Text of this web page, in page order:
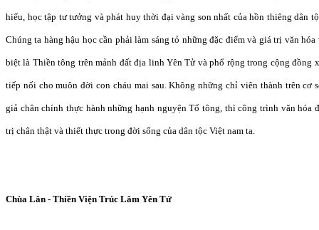
hiểu, học tập tư tưởng và phát huy thời đại vàng son nhất của hồn thiêng dân
Chúng ta hàng hậu học cần phải làm sáng tỏ những đặc điểm và giá trị văn
biệt là Thiền tông trên mảnh đất địa linh Yên Tử và phổ rộng trong cộng đồng
tiếp nối cho muôn đời con cháu mai sau. Không những chỉ viên thành trên cơ
giả chân chính thực hành những hạnh nguyện Tổ tông, thì công trình văn hóa
trị chân thật và thiết thực trong đời sống của dân tộc Việt nam ta.
Chùa Lân - Thiền Viện Trúc Lâm Yên Tử